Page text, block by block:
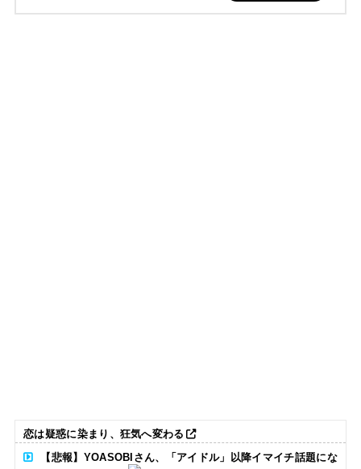
恋は疑惑に染まり、狂気へ変わる
【悲報】YOASOBIさん、「アイドル」以降イマイチ話題にな